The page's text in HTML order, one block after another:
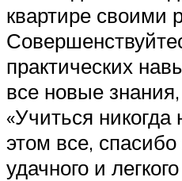
квартире своими
практических
все новые знания,
«Учиться никогда
этом все,
удачного и